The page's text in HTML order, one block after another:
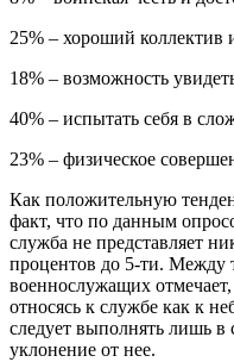
25% – хороший коллектив
18% – возможность
40% – испытать себя в
23% – физическое
Как положительную
факт, что по данным
служба не представляет
процентов до 5-ти.
военнослужащих
относясь к службе как к
следует выполнять лишь в
уклонение от нее.